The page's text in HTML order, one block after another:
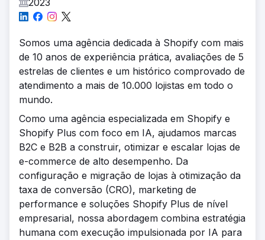
2023
Somos uma agência dedicada à Shopify com mais
de 10 anos de experiência prática, avaliações de 5
estrelas de clientes e um histórico comprovado de
atendimento a mais de 10.000 lojistas em todo o
mundo.
Como uma agência especializada em Shopify e
Shopify Plus com foco em IA, ajudamos marcas
B2C e B2B a construir, otimizar e escalar lojas de
e-commerce de alto desempenho. Da
configuração e migração de lojas à otimização da
taxa de conversão (CRO), marketing de
performance e soluções Shopify Plus de nível
empresarial, nossa abordagem combina estratégia
humana com execução impulsionada por IA para